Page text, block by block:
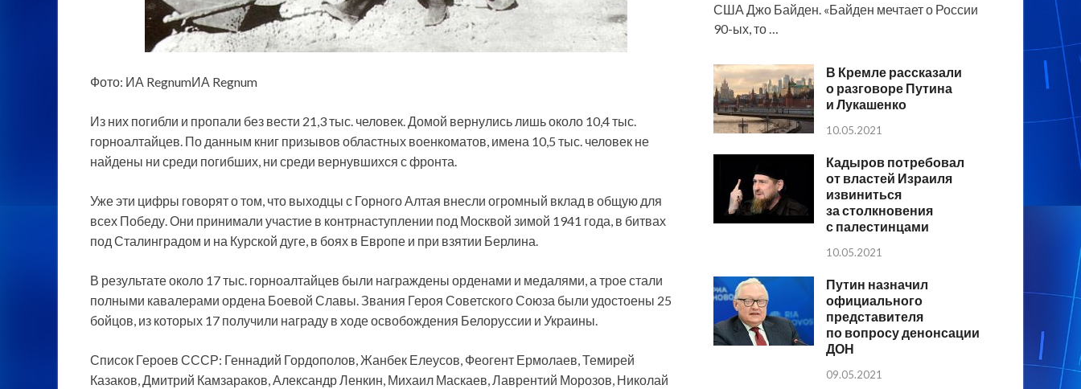
Фото: ИА RegnumИА Regnum
Из них погибли и пропали без вести 21,3 тыс. человек. Домой вернулись лишь около 10,4 тыс.
горноалтайцев. По данным книг призывов областных военкоматов, имена 10,5 тыс. человек не
найдены ни среди погибших, ни среди вернувшихся с фронта.
Уже эти цифры говорят о том, что выходцы с Горного Алтая внесли огромный вклад в общую для
всех Победу. Они принимали участие в контрнаступлении под Москвой зимой 1941 года, в битвах
под Сталинградом и на Курской дуге, в боях в Европе и при взятии Берлина.
В результате около 17 тыс. горноалтайцев были награждены орденами и медалями, а трое стали
полными кавалерами ордена Боевой Славы. Звания Героя Советского Союза были удостоены 25
бойцов, из которых 17 получили награду в ходе освобождения Белоруссии и Украины.
Список Героев СССР: Геннадий Гордополов, Жанбек Елеусов, Феогент Ермолаев, Темирей
Казаков, Дмитрий Камзараков, Александр Ленкин, Михаил Маскаев, Лаврентий Морозов, Николай
США Джо Байден. «Байден мечтает о России
90-ых, то …
В Кремле рассказали
о разговоре Путина
и Лукашенко
10.05.2021
Кадыров потребовал
от властей Израиля
извиниться
за столкновения
с палестинцами
10.05.2021
Путин назначил
официального
представителя
по вопросу денонсации
ДОН
09.05.2021